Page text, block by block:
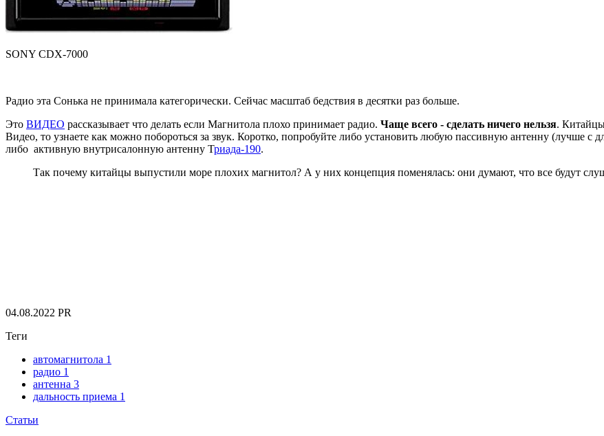
SONY CDX-7000
Радио эта Сонька не принимала категорически. Сейчас масштаб бедствия в десятки раз больше.
Это ВИДЕО рассказывает что делать если Магнитола плохо принимает радио. Чаще всего - сделать ничего нельзя.
Видео, то узнаете как можно побороться за звук. Коротко, попробуйте либо установить любую пассивную антенну (лучше с
либо активную внутрисалонную антенну Триада-190.
Так почему китайцы выпустили море плохих магнитол? А у них концепция поменялась: они думают, что все будут
04.08.2022 PR
Теги
автомагнитола 1
радио 1
антенна 3
дальность приема 1
Статьи